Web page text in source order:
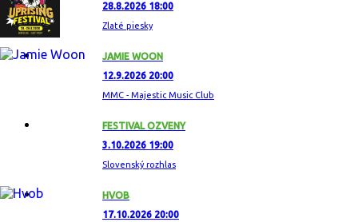
28.8.2026 18:00
Zlaté piesky
JAMIE WOON
12.9.2026 20:00
MMC - Majestic Music Club
FESTIVAL OZVENY
3.10.2026 19:00
Slovenský rozhlas
HVOB
17.10.2026 20:00